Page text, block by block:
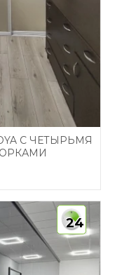
С ЧЕТЫРЬМЯ
24